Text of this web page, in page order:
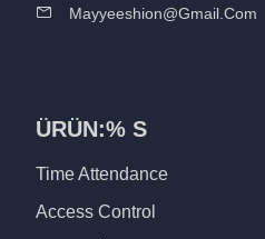
Mayyeeshion@gmail.com
ÜRÜN:% S
Time Attendance
Access Control